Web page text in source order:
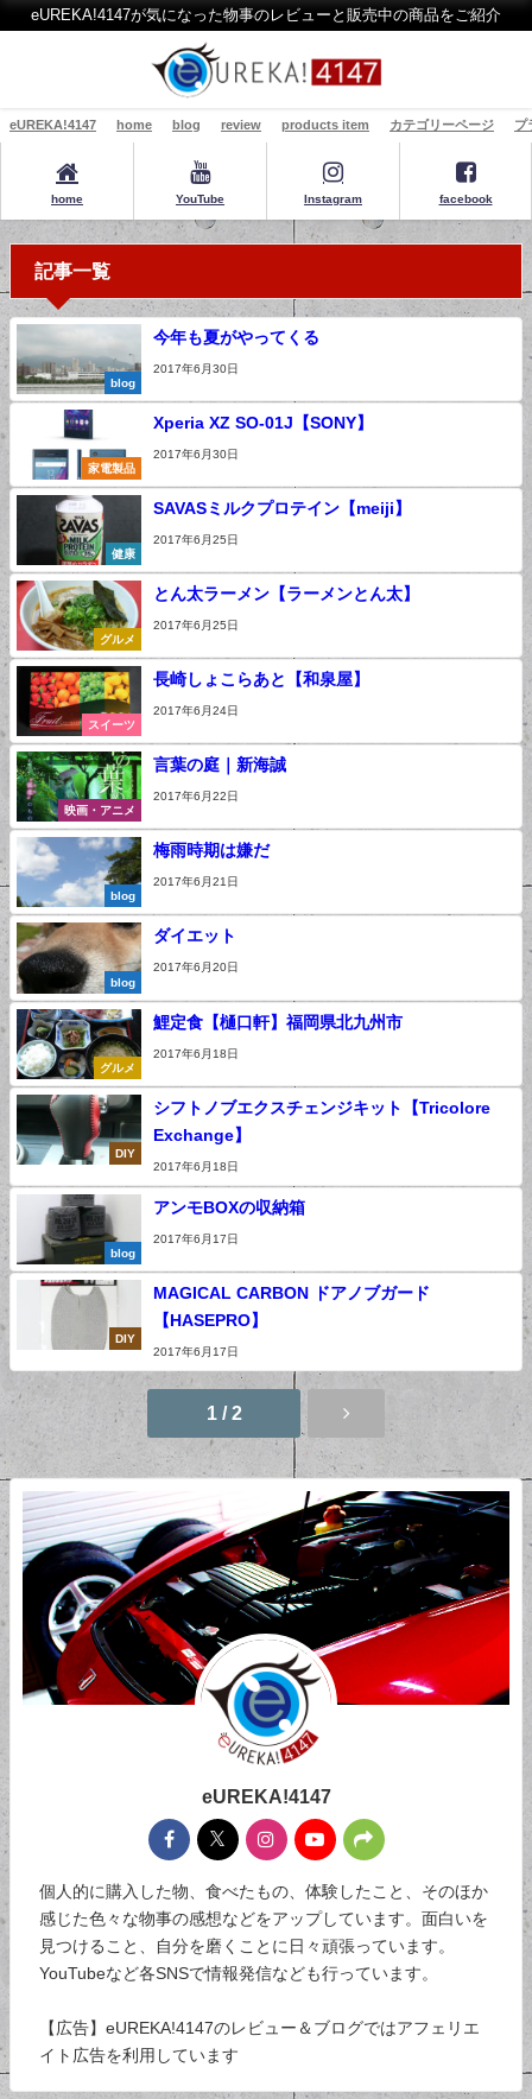
eUREKA!4147が気になった物事のレビューと販売中の商品をご紹介
eUREKA!4147 home blog review products item カテゴリーページ プ
home YouTube Instagram facebook
記事一覧
blog
今年も夏がやってくる
2017年6月30日
家電製品
Xperia XZ SO-01J【SONY】
2017年6月30日
健康
SAVASミルクプロテイン【meiji】
2017年6月25日
グルメ
とん太ラーメン【ラーメンとん太】
2017年6月25日
スイーツ
長崎しょこらあと【和泉屋】
2017年6月24日
映画・アニメ
言葉の庭｜新海誠
2017年6月22日
blog
梅雨時期は嫌だ
2017年6月21日
blog
ダイエット
2017年6月20日
グルメ
鯉定食【樋口軒】福岡県北九州市
2017年6月18日
DIY
シフトノブエクスチェンジキット【Tricolore
Exchange】
2017年6月18日
blog
アンモBOXの収納箱
2017年6月17日
DIY
MAGICAL CARBON ドアノブガード
【HASEPRO】
2017年6月17日
1 / 2
eUREKA!4147
個人的に購入した物、食べたもの、体験したこと、そのほか
感じた色々な物事の感想などをアップしています。面白いを
見つけること、自分を磨くことに日々頑張っています。
YouTubeなど各SNSで情報発信なども行っています。
【広告】eUREKA!4147のレビュー＆ブログではアフェリエ
イト広告を利用しています